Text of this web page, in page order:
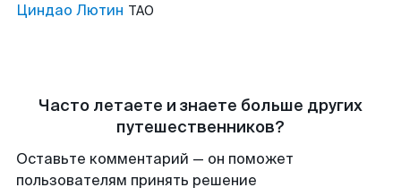
Циндао Лютин TAO
Часто летаете и знаете больше других
путешественников?
Оставьте комментарий — он поможет
пользователям принять решение